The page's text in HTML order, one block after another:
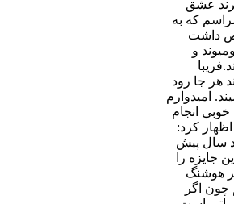
عشق
که به
داشت
و
هر جا رود
امیدوارم
خوبی انجام
کرد:
سال پیش
جایزه را
هوشنگ
اگر